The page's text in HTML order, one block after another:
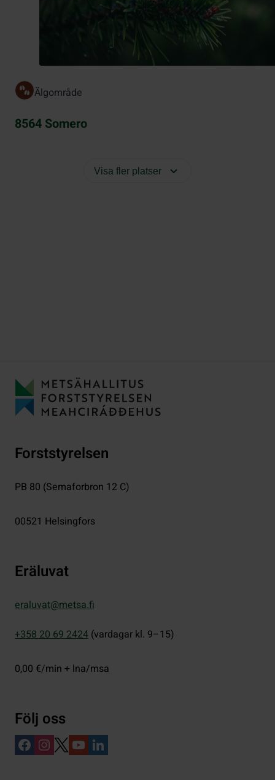
Älgområde
8564 Somero
Visa fler platser
Forststyrelsen
PB 80 (Semaforbron 12 C)
00521 Helsingfors
Eräluvat
eraluvat@metsa.fi
+358 20 69 2424 (vardagar kl. 9–15)
0,00 €/min + lna/msa
Följ oss